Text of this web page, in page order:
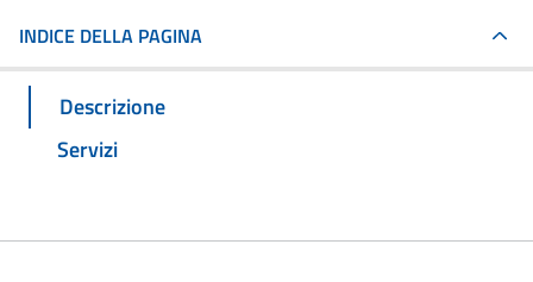
INDICE DELLA PAGINA
Descrizione
Servizi